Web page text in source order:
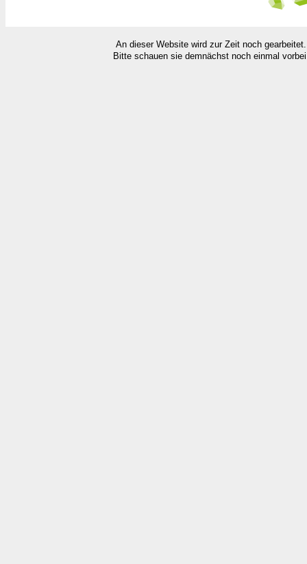
An dieser Website wird zur Zeit noch gearbeitet.
Bitte schauen sie demnächst noch einmal